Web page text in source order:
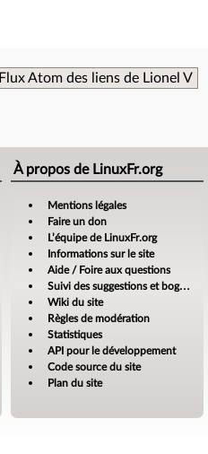
Flux Atom des liens de Lionel V
À propos de LinuxFr.org
Mentions légales
Faire un don
L’équipe de LinuxFr.org
Informations sur le site
Aide / Foire aux questions
Suivi des suggestions et bogues
Wiki du site
Règles de modération
Statistiques
API pour le développement
Code source du site
Plan du site